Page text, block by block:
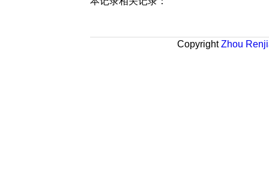
CopyrightZhou